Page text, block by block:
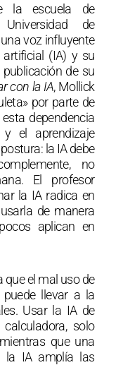
la escuela de
de
voz influyente
(IA) y su
de su
con la IA, Mollick
por parte de
dependencia
el aprendizaje
la IA debe
no
El profesor
la IA radica en
de manera
aplican en
que el mal uso de
llevar a la
Usar la IA de
solo
que una
la IA amplía las